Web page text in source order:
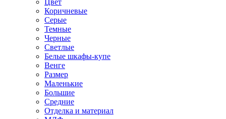
Цвет
Коричневые
Серые
Темные
Черные
Светлые
Белые шкафы-купе
Венге
Размер
Маленькие
Большие
Средние
Отделка и материал